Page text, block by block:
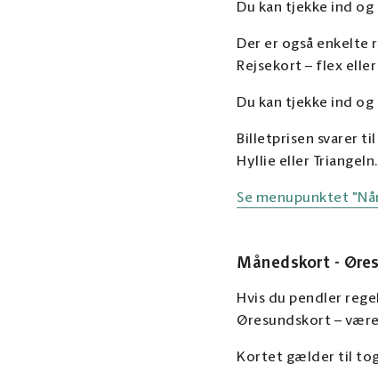
Du kan tjekke ind
Der er også enkelte
Rejsekort – flex
Du kan tjekke ind
Billetprisen svarer
Hyllie eller Triangeln.
Se menupunktet
Månedskort -
Hvis du pendler
Øresundskort –
Kortet gælder til tog,